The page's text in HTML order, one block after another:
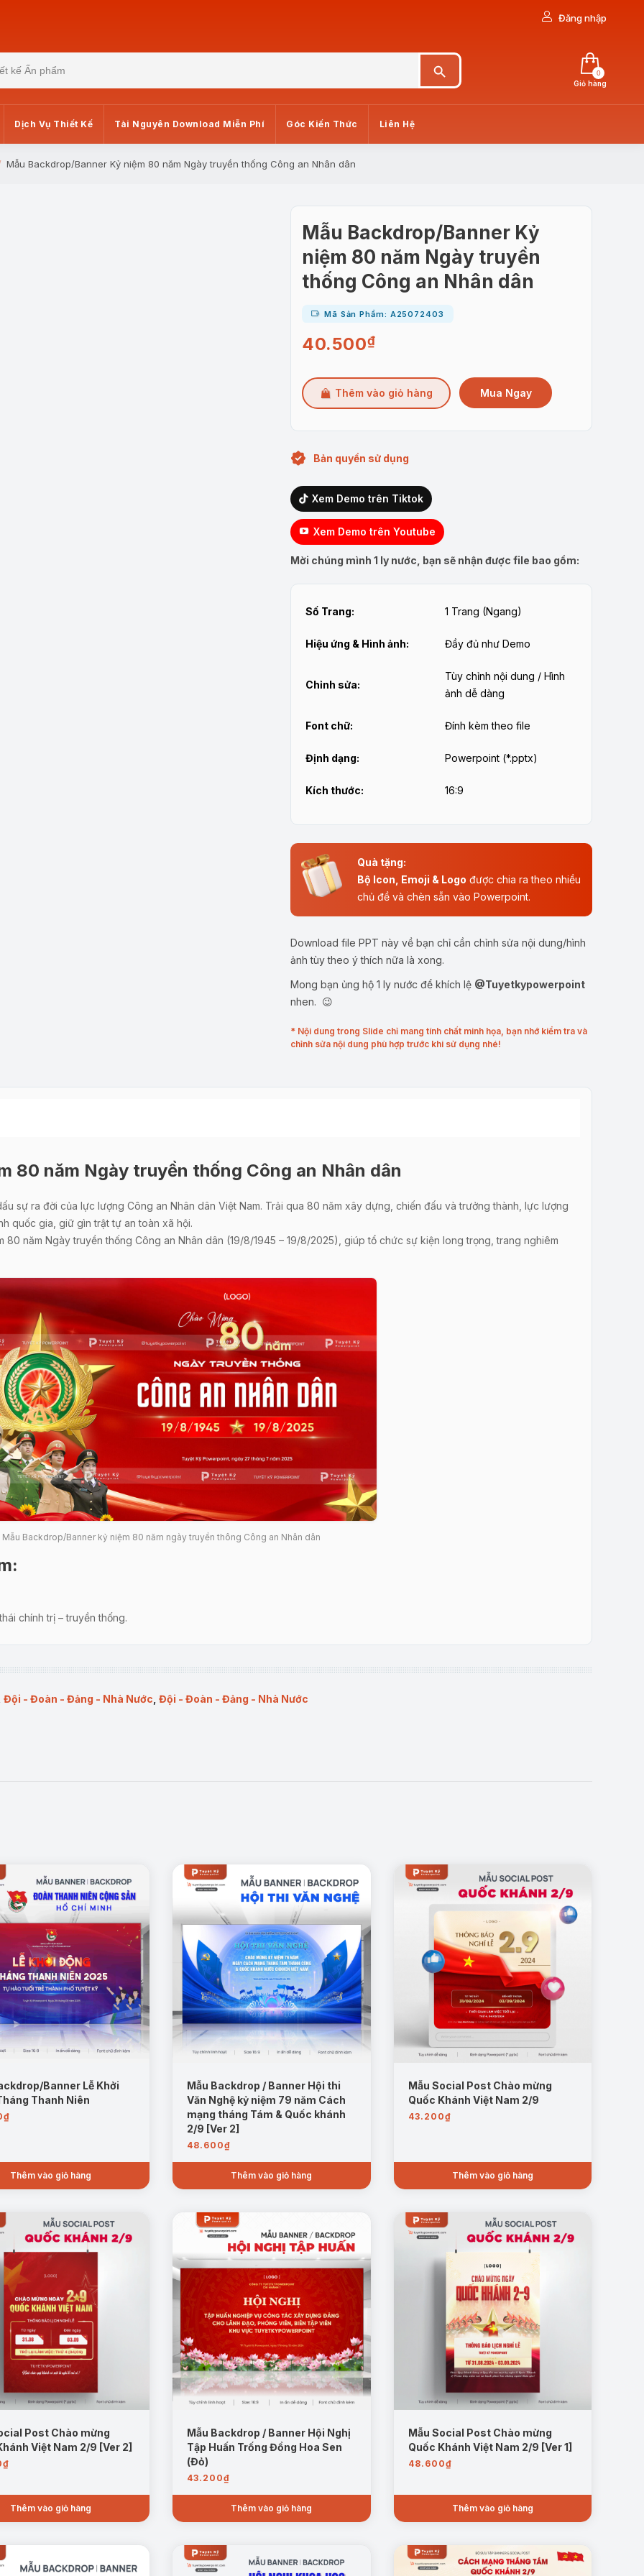
Đăng nhập
Giỏ hàng
0
Dịch Vụ Thiết Kế Tài Nguyên Download Miễn Phí Góc Kiến Thức Liên Hệ
Mẫu Backdrop/Banner Kỷ niệm 80 năm Ngày truyền thống Công an Nhân dân
Mẫu Backdrop/Banner Kỷ
niệm 80 năm Ngày truyền
thống Công an Nhân dân
Mã Sản Phẩm: A25072403
40.500₫
Thêm vào giỏ hàng Mua Ngay
Bản quyền sử dụng
Xem Demo trên Tiktok
Xem Demo trên Youtube
Mời chúng mình 1 ly nước, bạn sẽ nhận được file bao gồm:
Số Trang: 1 Trang (Ngang)
Hiệu ứng & Hình ảnh: Đầy đủ như Demo
Chỉnh sửa:
Tùy chỉnh nội dung / Hình
ảnh dễ dàng
Font chữ: Đính kèm theo file
Định dạng: Powerpoint (*.pptx)
Kích thước: 16:9
Quà tặng:
Bộ Icon, Emoji & Logo được chia ra theo nhiều
chủ đề và chèn sẵn vào Powerpoint.
Download file PPT này về bạn chỉ cần chỉnh sửa nội dung/hình
ảnh tùy theo ý thích nữa là xong.
Mong bạn ủng hộ 1 ly nước để khích lệ @Tuyetkypowerpoint
nhen. 😉
* Nội dung trong Slide chỉ mang tính chất minh họa, bạn nhớ kiểm tra và
chỉnh sửa nội dung phù hợp trước khi sử dụng nhé!
80 năm Ngày truyền thống Công an Nhân dân
sự ra đời của lực lượng Công an Nhân dân Việt Nam. Trải qua 80 năm xây dựng, chiến đấu và trưởng thành, lực lượng
quốc gia, giữ gìn trật tự an toàn xã hội.
năm Ngày truyền thống Công an Nhân dân (19/8/1945 – 19/8/2025), giúp tổ chức sự kiện long trọng, trang nghiêm
Mẫu Backdrop/Banner kỷ niệm 80 năm ngày truyền thông Công an Nhân dân
:
chính trị – truyền thống.
tiêu biểu trang nghiêm, giàu tính tượng trưng.
ngành.
dàng trên PowerPoint.
các phóng sự tuyên truyền.
ưu để người dùng dễ dàng chỉnh sửa (hình ảnh, chữ, màu sắc,…) phù hợp với nhu cầu sử dụng.
Đội - Đoàn - Đảng - Nhà Nước Đội - Đoàn - Đảng - Nhà Nước
Banner Lễ Khởi
Thanh Niên
₫
Thêm vào giỏ hàng
Mẫu Backdrop / Banner Hội thi
Văn Nghệ kỷ niệm 79 năm Cách
mạng tháng Tám & Quốc khánh
2/9 [Ver 2]
48.600₫
Thêm vào giỏ hàng
Mẫu Social Post Chào mừng
Quốc Khánh Việt Nam 2/9
43.200₫
Thêm vào giỏ hàng
Post Chào mừng
Việt Nam 2/9 [Ver 2]
₫
Thêm vào giỏ hàng
Mẫu Backdrop / Banner Hội Nghị
Tập Huấn Trống Đồng Hoa Sen
(Đỏ)
43.200₫
Thêm vào giỏ hàng
Mẫu Social Post Chào mừng
Quốc Khánh Việt Nam 2/9 [Ver 1]
48.600₫
Thêm vào giỏ hàng